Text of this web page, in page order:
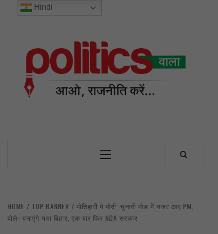
Primary
HOME TOP BANNER
मोतिहारी में मोदी: चुनावी मोड में नजर आए PM,
बोले- बनाएंगे नया बिहार, एक बार फिर NDA सरकार
Hindi